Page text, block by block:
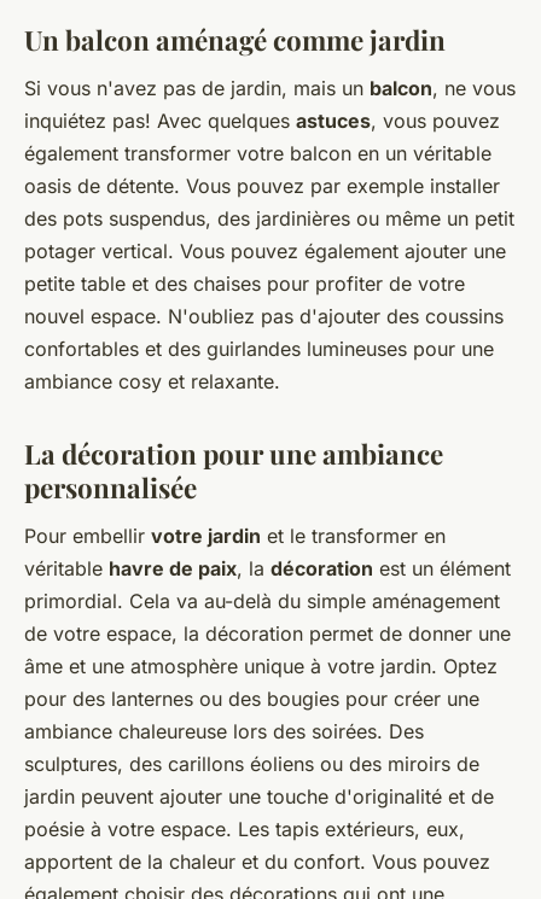
Un balcon aménagé comme jardin
Si vous n'avez pas de jardin, mais un balcon, ne vous
inquiétez pas! Avec quelques astuces, vous pouvez
également transformer votre balcon en un véritable
oasis de détente. Vous pouvez par exemple installer
des pots suspendus, des jardinières ou même un petit
potager vertical. Vous pouvez également ajouter une
petite table et des chaises pour profiter de votre
nouvel espace. N'oubliez pas d'ajouter des coussins
confortables et des guirlandes lumineuses pour une
ambiance cosy et relaxante.
La décoration pour une ambiance
personnalisée
Pour embellir votre jardin et le transformer en
véritable havre de paix, la décoration est un élément
primordial. Cela va au-delà du simple aménagement
de votre espace, la décoration permet de donner une
âme et une atmosphère unique à votre jardin. Optez
pour des lanternes ou des bougies pour créer une
ambiance chaleureuse lors des soirées. Des
sculptures, des carillons éoliens ou des miroirs de
jardin peuvent ajouter une touche d'originalité et de
poésie à votre espace. Les tapis extérieurs, eux,
apportent de la chaleur et du confort. Vous pouvez
également choisir des décorations qui ont une